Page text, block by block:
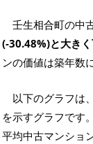
壬生相合町の中
(-30.48%)と大き
ンの価値は築年数
以下のグラフは
を示すグラフです
平均中古マンショ